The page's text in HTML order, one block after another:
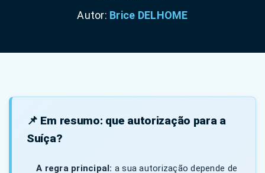
Autor: Brice DELHOME
📌 Em resumo: que autorização para a
Suíça?
A regra principal: a sua autorização depende de